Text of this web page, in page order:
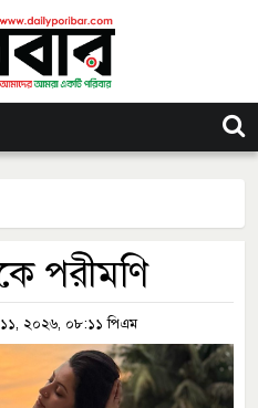
পরীমণি
১১, ২০২৬, ০৮:১১ পিএম